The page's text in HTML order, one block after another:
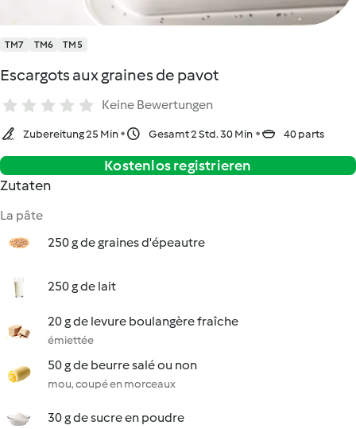
TM7 TM6 TM5
Escargots aux graines de pavot
Keine Bewertungen
Zubereitung 25 Min Gesamt 2 Std. 30 Min 40 parts
Kostenlos registrieren
Zutaten
La pâte
250 g de graines d'épeautre
250 g de lait
20 g de levure boulangère fraîche
émiettée
50 g de beurre salé ou non
mou, coupé en morceaux
30 g de sucre en poudre